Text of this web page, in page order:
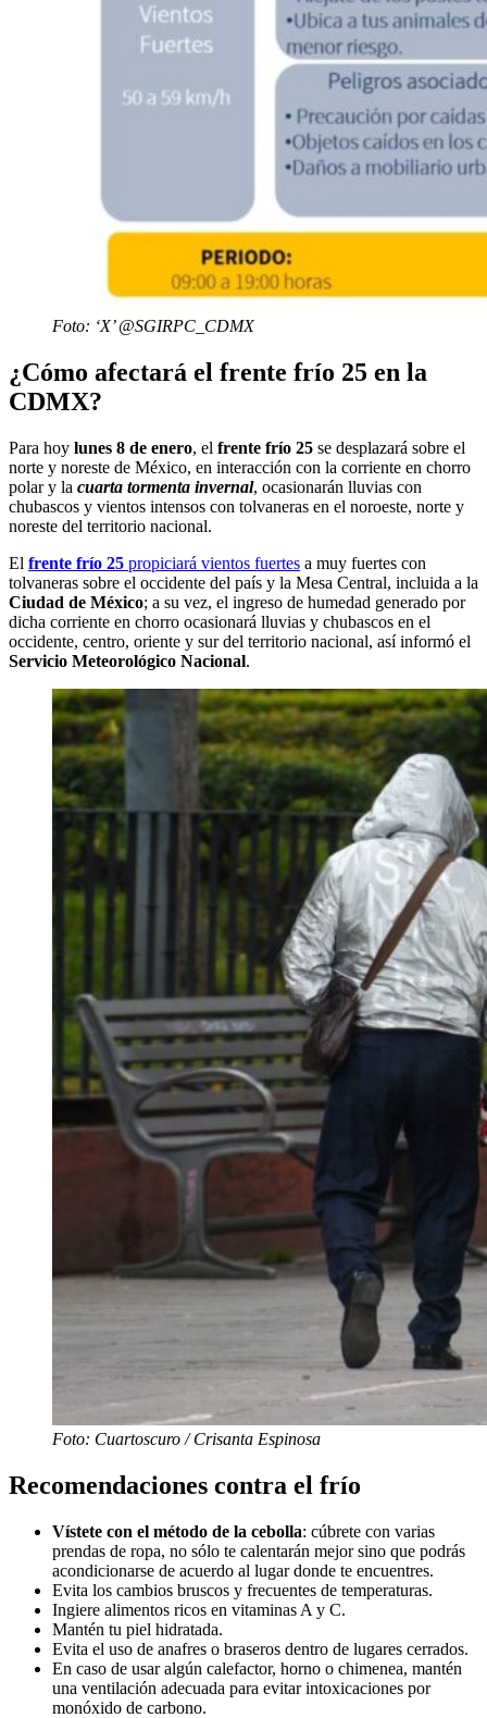
Foto: ‘X’ @SGIRPC_CDMX
¿Cómo afectará el frente frío 25 en la
CDMX?
Para hoy lunes 8 de enero, el frente frío 25 se desplazará sobre el
norte y noreste de México, en interacción con la corriente en chorro
polar y la cuarta tormenta invernal, ocasionarán lluvias con
chubascos y vientos intensos con tolvaneras en el noroeste, norte y
noreste del territorio nacional.
El frente frío 25 propiciará vientos fuertes a muy fuertes con
tolvaneras sobre el occidente del país y la Mesa Central, incluida a la
Ciudad de México; a su vez, el ingreso de humedad generado por
dicha corriente en chorro ocasionará lluvias y chubascos en el
occidente, centro, oriente y sur del territorio nacional, así informó el
Servicio Meteorológico Nacional.
Foto: Cuartoscuro / Crisanta Espinosa
Recomendaciones contra el frío
Vístete con el método de la cebolla: cúbrete con varias
prendas de ropa, no sólo te calentarán mejor sino que podrás
acondicionarse de acuerdo al lugar donde te encuentres.
Evita los cambios bruscos y frecuentes de temperaturas.
Ingiere alimentos ricos en vitaminas A y C.
Mantén tu piel hidratada.
Evita el uso de anafres o braseros dentro de lugares cerrados.
En caso de usar algún calefactor, horno o chimenea, mantén
una ventilación adecuada para evitar intoxicaciones por
monóxido de carbono.